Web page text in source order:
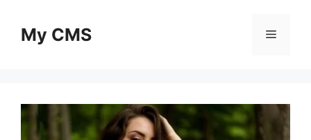
contentMy CMS Menu